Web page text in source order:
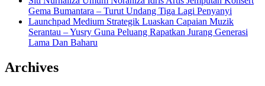
Gema Bumantara – Turut Undang Tiga Lagi Penyanyi
Launchpad Medium Strategik Luaskan Capaian Muzik
Serantau – Yusry Guna Peluang Rapatkan Jurang Generasi
Lama Dan Baharu
Archives